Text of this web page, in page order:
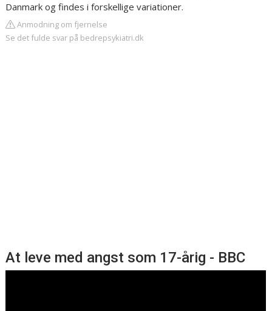
Danmark og findes i forskellige variationer.
Anmodning om fjernelse
Se det fulde svar på bedrepsykiatri.dk
At leve med angst som 17-årig - BBC